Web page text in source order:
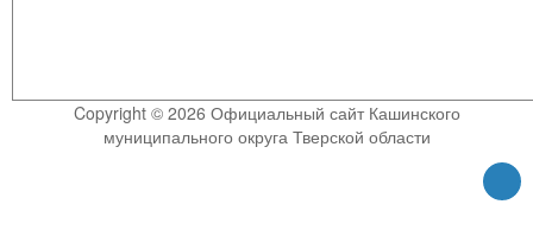
Copyright © 2026 Официальный сайт Кашинского
муниципального округа Тверской области